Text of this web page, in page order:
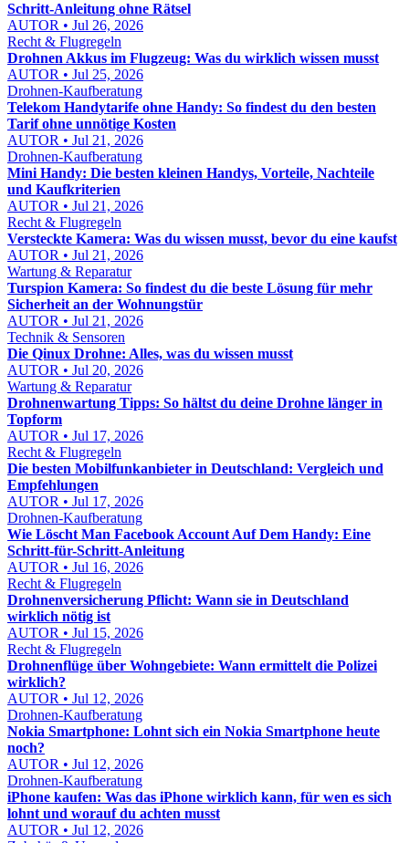
Schritt-Anleitung ohne Rätsel
AUTOR • Jul 26, 2026
Recht & Flugregeln
Drohnen Akkus im Flugzeug: Was du wirklich wissen musst
AUTOR • Jul 25, 2026
Drohnen-Kaufberatung
Telekom Handytarife ohne Handy: So findest du den besten
Tarif ohne unnötige Kosten
AUTOR • Jul 21, 2026
Drohnen-Kaufberatung
Mini Handy: Die besten kleinen Handys, Vorteile, Nachteile
und Kaufkriterien
AUTOR • Jul 21, 2026
Recht & Flugregeln
Versteckte Kamera: Was du wissen musst, bevor du eine kaufst
AUTOR • Jul 21, 2026
Wartung & Reparatur
Turspion Kamera: So findest du die beste Lösung für mehr
Sicherheit an der Wohnungstür
AUTOR • Jul 21, 2026
Technik & Sensoren
Die Qinux Drohne: Alles, was du wissen musst
AUTOR • Jul 20, 2026
Wartung & Reparatur
Drohnenwartung Tipps: So hältst du deine Drohne länger in
Topform
AUTOR • Jul 17, 2026
Recht & Flugregeln
Die besten Mobilfunkanbieter in Deutschland: Vergleich und
Empfehlungen
AUTOR • Jul 17, 2026
Drohnen-Kaufberatung
Wie Löscht Man Facebook Account Auf Dem Handy: Eine
Schritt-für-Schritt-Anleitung
AUTOR • Jul 16, 2026
Recht & Flugregeln
Drohnenversicherung Pflicht: Wann sie in Deutschland
wirklich nötig ist
AUTOR • Jul 15, 2026
Recht & Flugregeln
Drohnenflüge über Wohngebiete: Wann ermittelt die Polizei
wirklich?
AUTOR • Jul 12, 2026
Drohnen-Kaufberatung
Nokia Smartphone: Lohnt sich ein Nokia Smartphone heute
noch?
AUTOR • Jul 12, 2026
Drohnen-Kaufberatung
iPhone kaufen: Was das iPhone wirklich kann, für wen es sich
lohnt und worauf du achten musst
AUTOR • Jul 12, 2026